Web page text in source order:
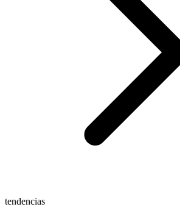
tendencias